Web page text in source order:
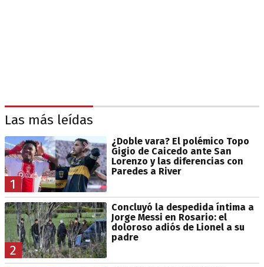
Las más leídas
1
¿Doble vara? El polémico Topo
Gigio de Caicedo ante San
Lorenzo y las diferencias con
Paredes a River
2
Concluyó la despedida íntima a
Jorge Messi en Rosario: el
doloroso adiós de Lionel a su
padre